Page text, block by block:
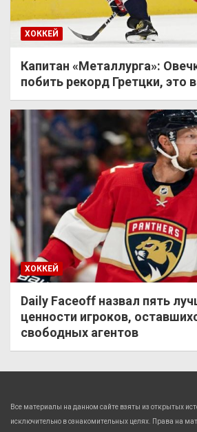
ХОККЕЙ
Капитан «Металлурга»:
побить рекорд Гретцки, это
ХОККЕЙ
Daily Faceoff назвал пять
ценности игроков,
свободных агентов
Все материалы на данном сайте взяты из открытых
исключительно в ознакомительных целях. Права на